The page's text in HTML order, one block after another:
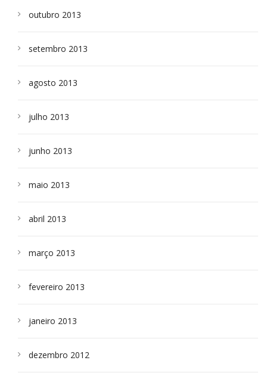
outubro 2013
setembro 2013
agosto 2013
julho 2013
junho 2013
maio 2013
abril 2013
março 2013
fevereiro 2013
janeiro 2013
dezembro 2012